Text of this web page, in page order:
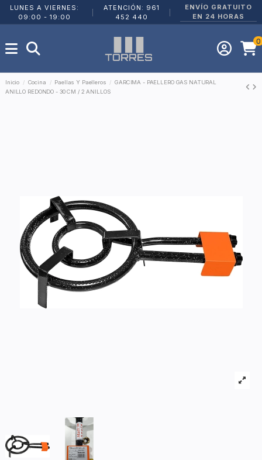
LUNES A VIERNES:
09:00 - 19:00
ATENCIÓN: 961
452 440
ENVÍO GRATUITO
EN 24 HORAS
0
Inicio Cocina Paellas Y Paelleros
GARCIMA - PAELLERO GAS NATURAL
ANILLO REDONDO - 30 CM / 2 ANILLOS